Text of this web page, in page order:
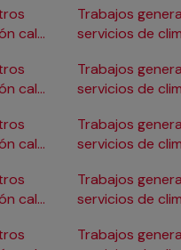
calor
calor
calor
calor
Trabajos
servicios de
Trabajos
servicios de
Trabajos
servicios de
Trabajos
servicios de
Trabajos